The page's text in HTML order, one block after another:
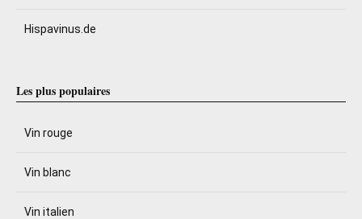
Hispavinus.de
Les plus populaires
Vin rouge
Vin blanc
Vin italien